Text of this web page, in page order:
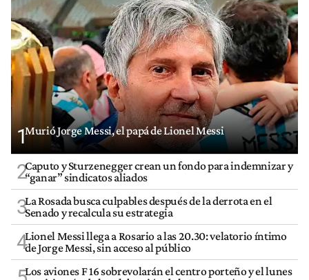
1Murió Jorge Messi, el papá de Lionel Messi
2Caputo y Sturzenegger crean un fondo para indemnizar y
“ganar” sindicatos aliados
3La Rosada busca culpables después de la derrota en el
Senado y recalcula su estrategia
4Lionel Messi llega a Rosario a las 20.30: velatorio íntimo
de Jorge Messi, sin acceso al público
Los aviones F 16 sobrevolarán el centro porteño y el lunes